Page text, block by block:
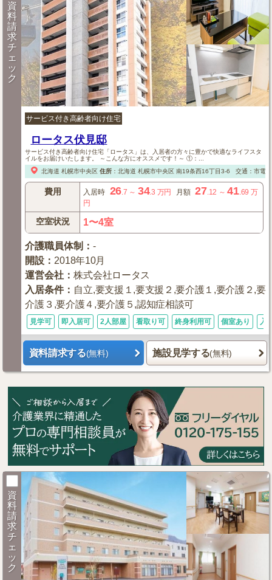
資
料
請
求
チ
ェ
ッ
ク
サービス付き高齢者向け住宅
ロータス伏見邸
サービス付き高齢者向け住宅「ロータス」は、入居者の方々に豊かで快適なライフスタ
イルをお届けいたします。 ～こんな方にオススメです！～ ①：...
北海道 札幌市中央区 住所： 北海道 札幌市中央区南19条西16丁目3-6 交通：市電
費用 入居時 26 .7 ～ 34.3 万円 月額 27 .12 ～41.69 万
円
空室状況 1〜4室
介護職員体制 ：-
開設 ： 2018年10月
運営会社 ：株式会社ロータス
入居条件： 自立,要支援１,要支援２,要介護１,要介護２,要
介護３,要介護４,要介護５,認知症相談可
見学可 即入居可 2人部屋 看取り可 終身利用可 個室あり 入
資料請求する(無料) 施設見学する(無料)
資
料
請
求
チ
ェ
ッ
ク